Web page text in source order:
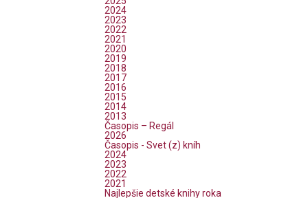
2024
2023
2022
2021
2020
2019
2018
2017
2016
2015
2014
2013
Časopis – Regál
2026
Časopis - Svet (z) kníh
2024
2023
2022
2021
Najlepšie detské knihy roka